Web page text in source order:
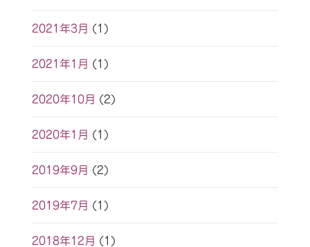
2021年3月 (1)
2021年1月 (1)
2020年10月 (2)
2020年1月 (1)
2019年9月 (2)
2019年7月 (1)
2018年12月 (1)